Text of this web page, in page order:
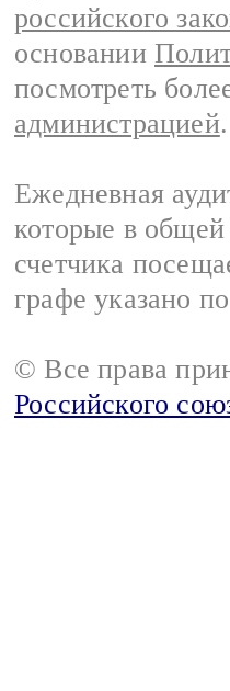
российского
основании
посмотреть
администрацией.
Ежедневная
которые в
счетчика
графе указано
© Все права
Российского